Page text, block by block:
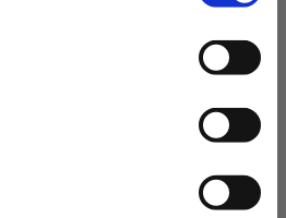
Heusden-Zolder